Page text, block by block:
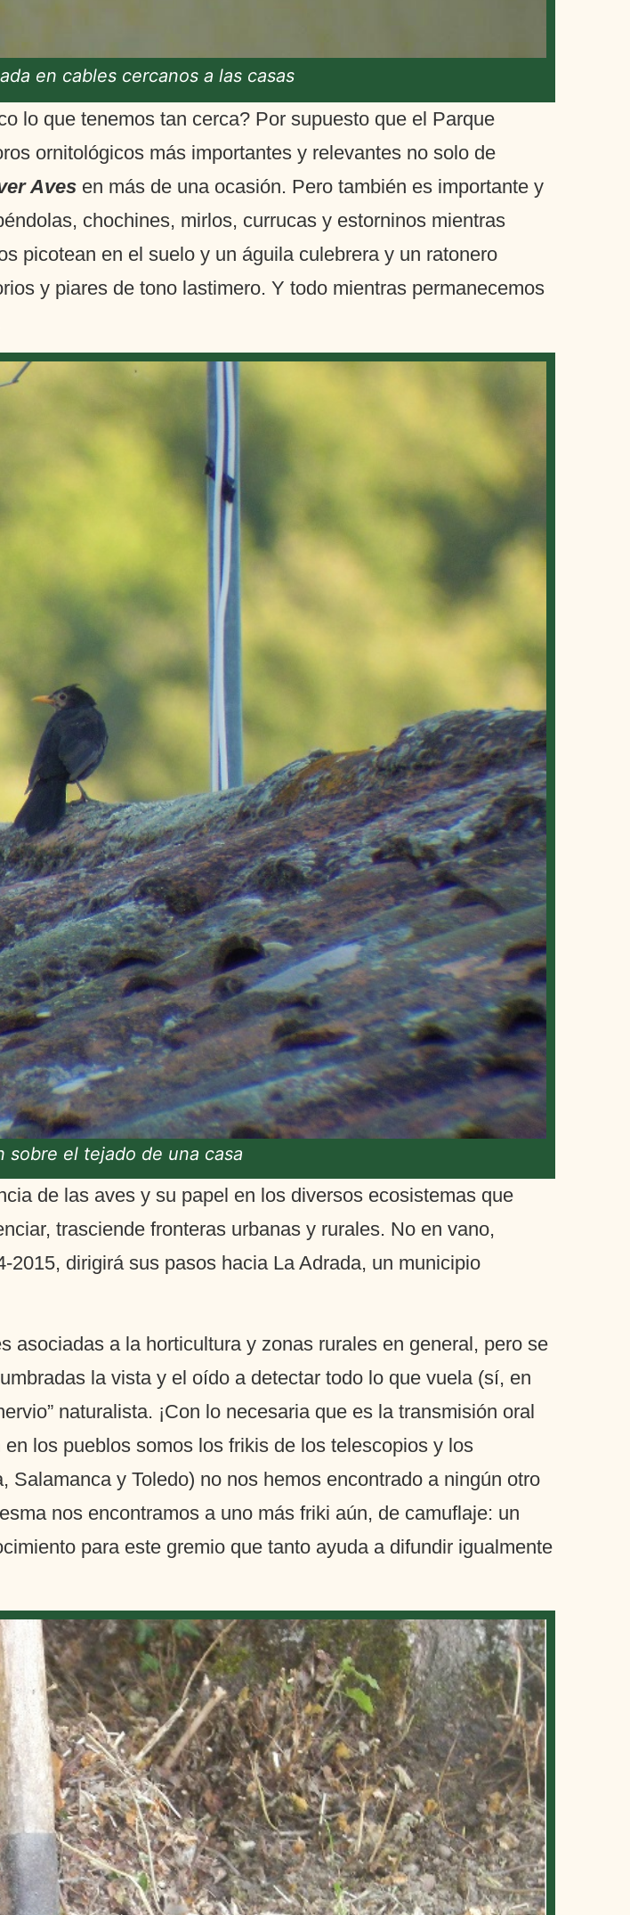
en cables cercanos a las casas
lo que tenemos tan cerca? Por supuesto que el Parque
ornitológicos más importantes y relevantes no solo de
Aves en más de una ocasión. Pero también es importante y
chochines, mirlos, currucas y estorninos mientras
picotean en el suelo y un águila culebrera y un ratonero
y piares de tono lastimero. Y todo mientras permanecemos
sobre el tejado de una casa
de las aves y su papel en los diversos ecosistemas que
trasciende fronteras urbanas y rurales. No en vano,
dirigirá sus pasos hacia La Adrada, un municipio
asociadas a la horticultura y zonas rurales en general, pero se
la vista y el oído a detectar todo lo que vuela (sí, en
naturalista. ¡Con lo necesaria que es la transmisión oral
los pueblos somos los frikis de los telescopios y los
y Toledo) no nos hemos encontrado a ningún otro
nos encontramos a uno más friki aún, de camuflaje: un
para este gremio que tanto ayuda a difundir igualmente